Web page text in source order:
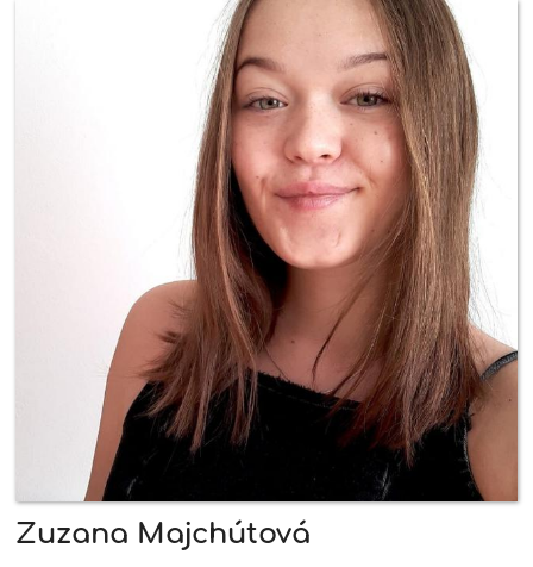
Zuzana Majchútová